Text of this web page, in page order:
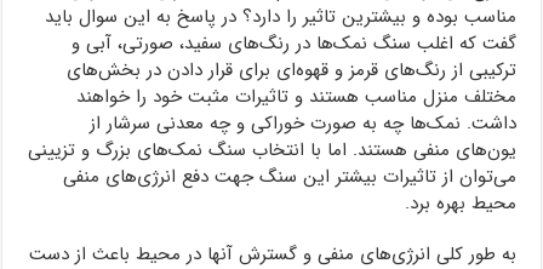
مناسب بوده و بیشترین تاثیر را دارد؟ در پاسخ به این سوال باید
گفت که اغلب سنگ نمک‌ها در رنگ‌های سفید، صورتی، آبی و
ترکیبی از رنگ‌های قرمز و قهوه‌ای برای قرار دادن در بخش‌های
مختلف منزل مناسب هستند و تاثیرات مثبت خود را خواهند
داشت. نمک‌ها چه به صورت خوراکی و چه معدنی سرشار از
یون‌های منفی هستند. اما با انتخاب سنگ نمک‌های بزرگ و تزیینی
می‌توان از تاثیرات بیشتر این سنگ جهت دفع انرژی‌های منفی
محیط بهره برد.
به طور کلی انرژی‌های منفی و گسترش آنها در محیط باعث از دست